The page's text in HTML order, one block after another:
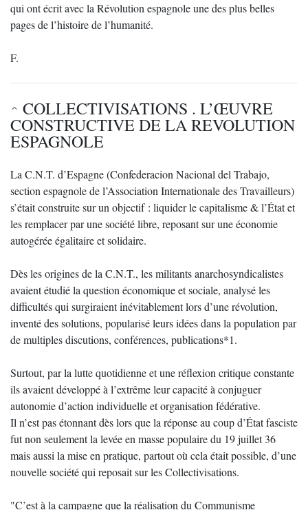
qui ont écrit avec la Révolution espagnole une des plus belles
pages de l’histoire de l’humanité.
F.
COLLECTIVISATIONS . L’ŒUVRE
CONSTRUCTIVE DE LA REVOLUTION
ESPAGNOLE
La C.N.T. d’Espagne (Confederacion Nacional del Trabajo,
section espagnole de l’Association Internationale des Travailleurs)
s’était construite sur un objectif : liquider le capitalisme & l’État et
les remplacer par une société libre, reposant sur une économie
autogérée égalitaire et solidaire.
Dès les origines de la C.N.T., les militants anarchosyndicalistes
avaient étudié la question économique et sociale, analysé les
difficultés qui surgiraient inévitablement lors d’une révolution,
inventé des solutions, popularisé leurs idées dans la population par
de multiples discutions, conférences, publications*1.
Surtout, par la lutte quotidienne et une réflexion critique constante
ils avaient développé à l’extrême leur capacité à conjuguer
autonomie d’action individuelle et organisation fédérative.
Il n’est pas étonnant dès lors que la réponse au coup d’État fasciste
fut non seulement la levée en masse populaire du 19 juillet 36
mais aussi la mise en pratique, partout où cela était possible, d’une
nouvelle société qui reposait sur les Collectivisations.
"C’est à la campagne que la réalisation du Communisme